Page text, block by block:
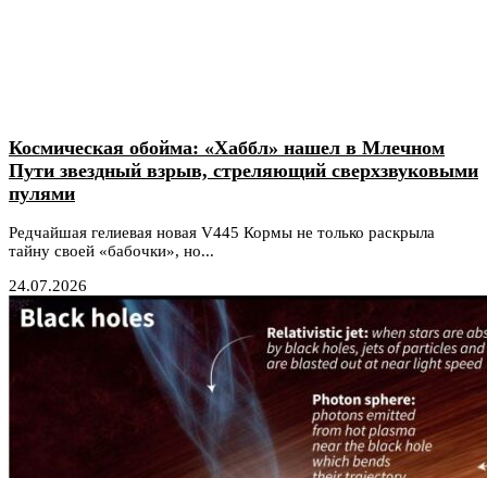
Космическая обойма: «Хаббл» нашел в Млечном
Пути звездный взрыв, стреляющий сверхзвуковыми
пулями
Редчайшая гелиевая новая V445 Кормы не только раскрыла
тайну своей «бабочки», но...
24.07.2026